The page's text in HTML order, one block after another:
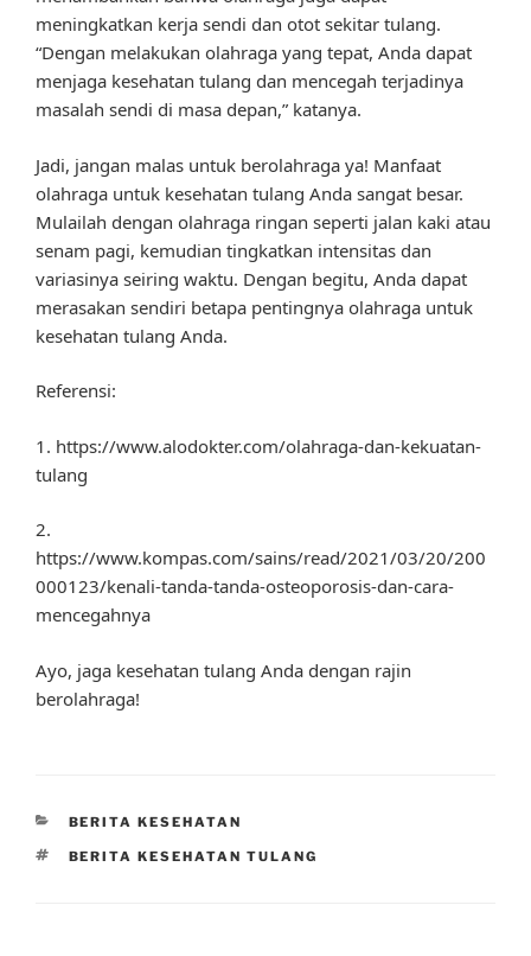
meningkatkan kerja sendi dan otot sekitar tulang.
“Dengan melakukan olahraga yang tepat, Anda dapat
menjaga kesehatan tulang dan mencegah terjadinya
masalah sendi di masa depan,” katanya.
Jadi, jangan malas untuk berolahraga ya! Manfaat
olahraga untuk kesehatan tulang Anda sangat besar.
Mulailah dengan olahraga ringan seperti jalan kaki atau
senam pagi, kemudian tingkatkan intensitas dan
variasinya seiring waktu. Dengan begitu, Anda dapat
merasakan sendiri betapa pentingnya olahraga untuk
kesehatan tulang Anda.
Referensi:
1. https://www.alodokter.com/olahraga-dan-kekuatan-
tulang
2.
https://www.kompas.com/sains/read/2021/03/20/200
000123/kenali-tanda-tanda-osteoporosis-dan-cara-
mencegahnya
Ayo, jaga kesehatan tulang Anda dengan rajin
berolahraga!
CATEGORIES
BERITA KESEHATAN
TAGS
BERITA KESEHATAN TULANG